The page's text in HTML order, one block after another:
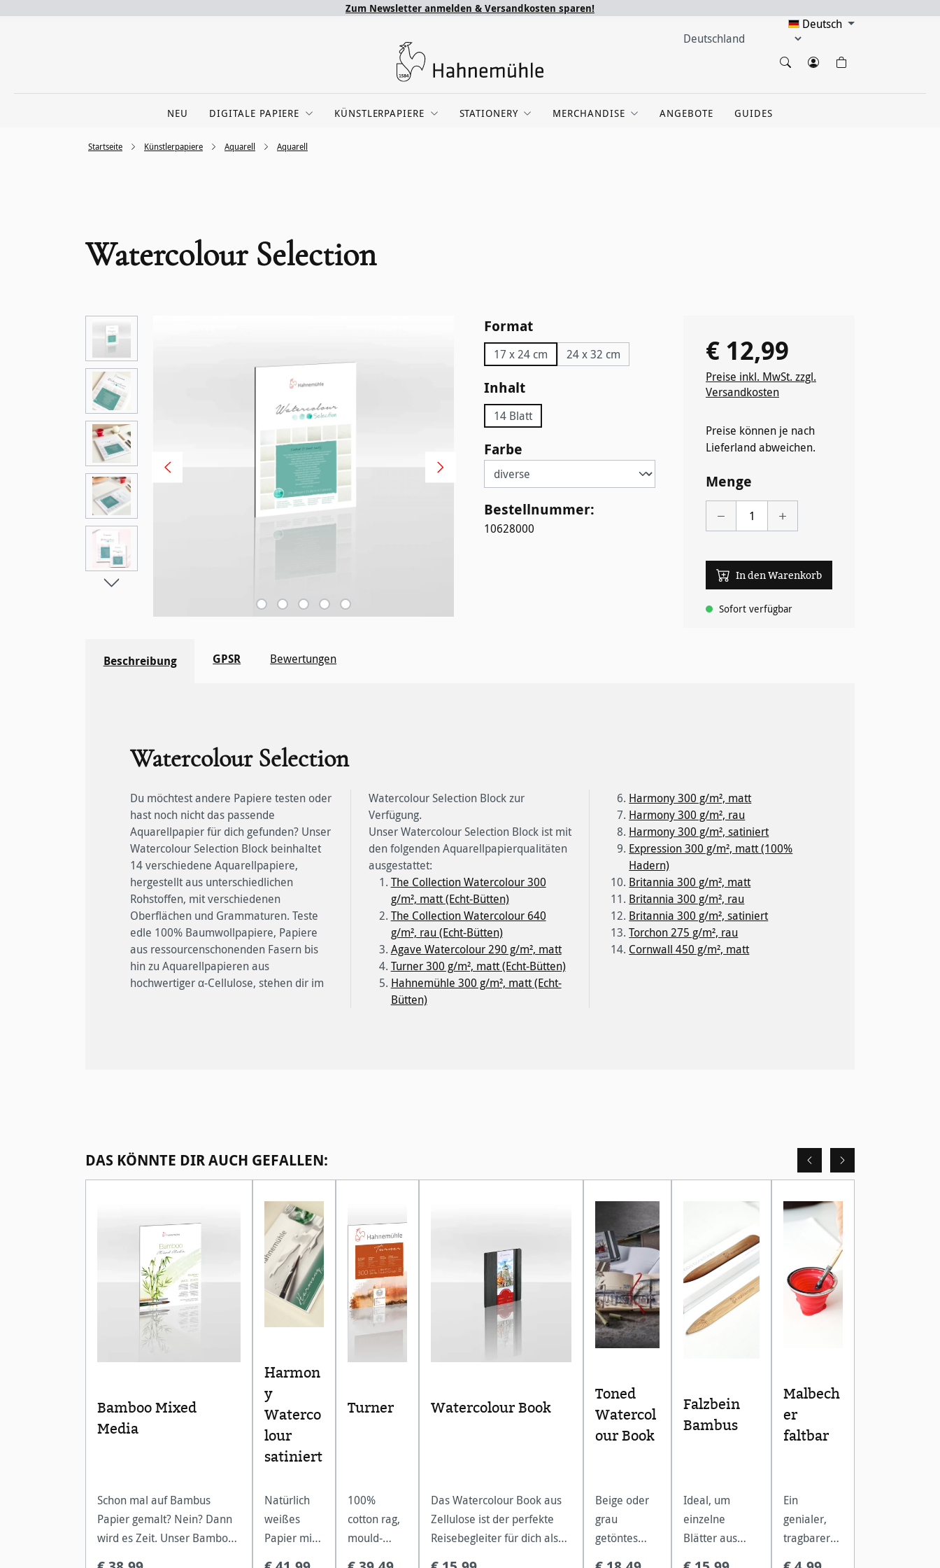
Zum Newsletter anmelden & Versandkosten sparen!
Deutsch
NEU DIGITALE PAPIERE KÜNSTLERPAPIERE STATIONERY MERCHANDISE ANGEBOTE GUIDES
Aquarell
Aquarell
Künstlerpapiere
Startseite
Watercolour Selection
Bildergalerie überspringen Formatauswählen
17 x 24 cm 24 x 32 cm
Inhaltauswählen
14 Blatt
Farbe
Bestellnummer:
10628000
Regulärer Preis:
€ 12,99
Preise inkl. MwSt. zzgl.
Versandkosten
Preise können je nach
Lieferland abweichen.
Menge
In den Warenkorb
Sofort verfügbar
Beschreibung GPSR Bewertungen
Watercolour Selection
Du möchtest andere Papiere testen oder
hast noch nicht das passende
Aquarellpapier für dich gefunden? Unser
Watercolour Selection Block beinhaltet
14 verschiedene Aquarellpapiere,
hergestellt aus unterschiedlichen
Rohstoffen, mit verschiedenen
Oberflächen und Grammaturen. Teste
edle 100% Baumwollpapiere, Papiere
aus ressourcenschonenden Fasern bis
hin zu Aquarellpapieren aus
hochwertiger α-Cellulose, stehen dir im
Watercolour Selection Block zur
Verfügung.
Unser Watercolour Selection Block ist mit
den folgenden Aquarellpapierqualitäten
ausgestattet:
The Collection Watercolour 300
g/m², matt (Echt-Bütten)
The Collection Watercolour 640
g/m², rau (Echt-Bütten)
Agave Watercolour 290 g/m², matt
Turner 300 g/m², matt (Echt-Bütten)
Hahnemühle 300 g/m², matt (Echt-
Bütten)
Harmony 300 g/m², matt
Harmony 300 g/m², rau
Harmony 300 g/m², satiniert
Expression 300 g/m², matt (100%
Hadern)
Britannia 300 g/m², matt
Britannia 300 g/m², rau
Britannia 300 g/m², satiniert
Torchon 275 g/m², rau
Cornwall 450 g/m², matt
DAS KÖNNTE DIR AUCH GEFALLEN:
Bamboo Mixed
Media
Schon mal auf Bambus
Papier gemalt? Nein? Dann
wird es Zeit. Unser Bamboo
Harmon
y
Waterco
lour
satiniert
Natürlich
weißes
Papier mit
Turner
100%
cotton rag,
mould-
Watercolour Book
Das Watercolour Book aus
Zellulose ist der perfekte
Reisebegleiter für dich als
Toned
Watercol
our Book
Beige oder
grau
getöntes
Falzbein
Bambus
Ideal, um
einzelne
Blätter aus
Malbech
er
faltbar
Ein
genialer,
tragbarer